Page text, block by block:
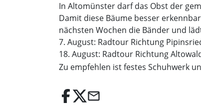
In Altomünster darf das Obst der
Damit diese Bäume besser
nächsten Wochen die Bänder und
7. August: Radtour Richtung
18. August: Radtour Richtung
Zu empfehlen ist festes Schuhwerk
email